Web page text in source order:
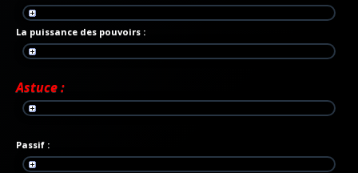
La puissance des pouvoirs :
Astuce :
Passif :